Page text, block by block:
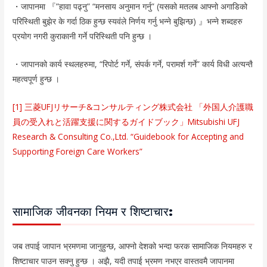
・जापानमा 『”हावा पढ्नु” “मनसाय अनुमान गर्नु” (यसको मतलब आफ्नो अगाडिको
परिस्थिती बुझेर के गर्दा ठिक हुन्छ स्यवंले निर्णय गर्नु भन्ने बुझिन्छ) 』भन्ने शब्दहरु
प्रयोग नगरी कुराकानी गर्ने परिस्थिती पनि हुन्छ ।
・जापानको कार्य स्थलहरुमा, “रिपोर्ट गर्ने, संपर्क गर्ने, परामर्श गर्ने” कार्य विधी अत्यन्तै
महत्वपूर्ण हुन्छ ।
[1] 三菱UFJリサーチ&コンサルティング株式会社 「外国人介護職
員の受入れと活躍支援に関するガイドブック」Mitsubishi UFJ
Research & Consulting Co.,Ltd. “Guidebook for Accepting and
Supporting Foreign Care Workers”
सामाजिक जीवनका नियम र शिष्टाचार:
जब तपाई जापान भ्रमणमा जानुहुन्छ, आफ्नो देशको भन्दा फरक सामाजिक नियमहरु र
शिष्टाचार पाउन सक्नु हुन्छ । अझै, यदी तपाई भ्रमण नभएर वास्तवमै जापानमा